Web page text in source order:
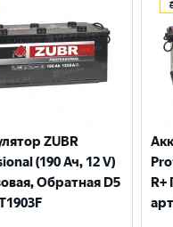
ZUBR
(190 Ач, 12 V)
Обратная D5